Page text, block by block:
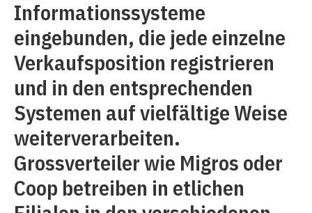
Informationssysteme
eingebunden, die jede einzelne
Verkaufsposition registrieren
und in den entsprechenden
Systemen auf vielfältige Weise
weiterverarbeiten.
Grossverteiler wie Migros oder
Coop betreiben in etlichen